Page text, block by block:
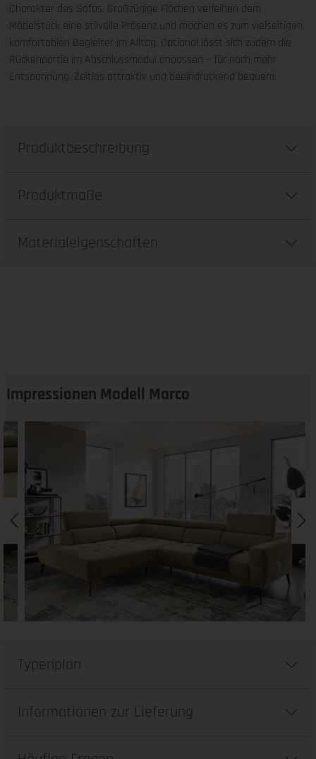
Charakter des Sofas. Großzügige Flächen verleihen dem
Möbelstück eine stilvolle Präsenz und machen es zum vielseitigen,
komfortablen Begleiter im Alltag. Optional lässt sich zudem die
Rückenpartie im Abschlussmodul anpassen – für noch mehr
Entspannung. Zeitlos attraktiv und beeindruckend bequem.
Produktbeschreibung
Produktmaße
Materialeigenschaften
Impressionen Modell Marco
Typenplan
Informationen zur Lieferung